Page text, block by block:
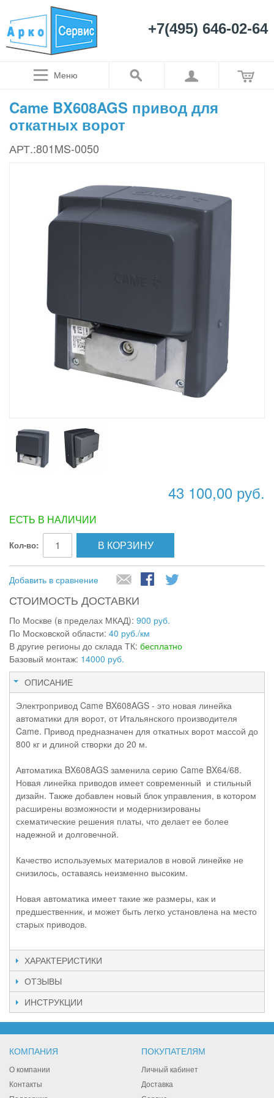
+7(495) 646-02-64
Меню
Came BX608AGS привод для
откатных ворот
АРТ.:801MS-0050
43 100,00 руб.
ЕСТЬ В НАЛИЧИИ
Кол-во: В КОРЗИНУ
Добавить в сравнение
СТОИМОСТЬ ДОСТАВКИ
По Москве (в пределах МКАД): 900 руб.
По Московской области: 40 руб./км
В другие регионы до склада ТК: бесплатно
Базовый монтаж: 14000 руб.
ОПИСАНИЕ
Электропривод Came BX608AGS - это новая линейка
автоматики для ворот, от Итальянского производителя
Came. Привод предназначен для откатных ворот массой до
800 кг и длиной створки до 20 м.
Автоматика BX608AGS заменила серию Came BX64/68.
Новая линейка приводов имеет современный и стильный
дизайн. Также добавлен новый блок управления, в котором
расширены возможности и модернизированы
схематические решения платы, что делает ее более
надежной и долговечной.
Качество используемых материалов в новой линейке не
снизилось, оставаясь неизменно высоким.
Новая автоматика имеет такие же размеры, как и
предшественник, и может быть легко установлена на место
старых приводов.
ХАРАКТЕРИСТИКИ
ОТЗЫВЫ
ИНСТРУКЦИИ
КОМПАНИЯ
О компании
Контакты
ПОКУПАТЕЛЯМ
Личный кабинет
Доставка